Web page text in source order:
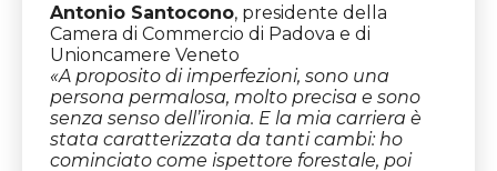
Antonio Santocono, presidente della
Camera di Commercio di Padova e di
Unioncamere Veneto
«A proposito di imperfezioni, sono una
persona permalosa, molto precisa e sono
senza senso dell’ironia. E la mia carriera è
stata caratterizzata da tanti cambi: ho
cominciato come ispettore forestale, poi